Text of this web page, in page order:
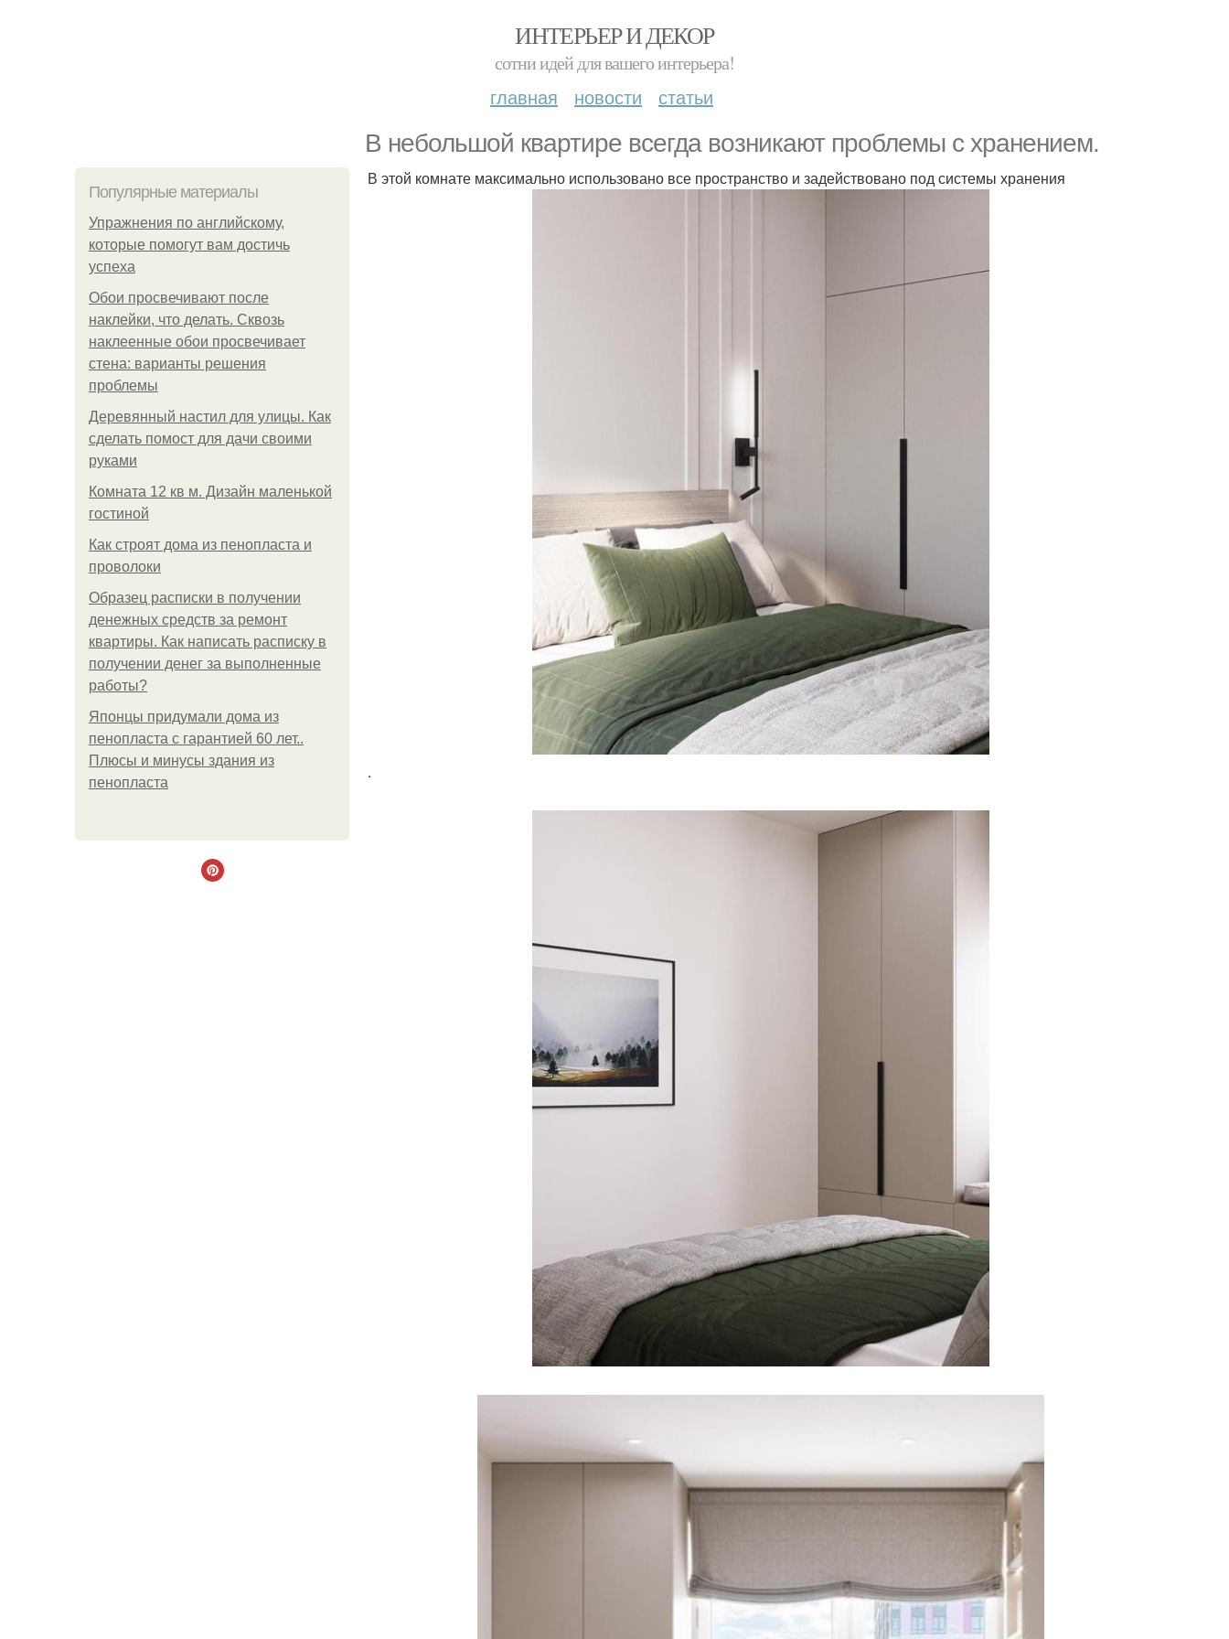
ИНТЕРЬЕР И ДЕКОР
сотни идей для вашего интерьера!
главная новости статьи
В небольшой квартире всегда возникают проблемы с хранением.
Популярные материалы
Упражнения по английскому,
которые помогут вам достичь
успеха
Обои просвечивают после
наклейки, что делать. Сквозь
наклеенные обои просвечивает
стена: варианты решения
проблемы
Деревянный настил для улицы. Как
сделать помост для дачи своими
руками
Комната 12 кв м. Дизайн маленькой
гостиной
Как строят дома из пенопласта и
проволоки
Образец расписки в получении
денежных средств за ремонт
квартиры. Как написать расписку в
получении денег за выполненные
работы?
Японцы придумали дома из
пенопласта с гарантией 60 лет..
Плюсы и минусы здания из
пенопласта
В этой комнате максимально использовано все пространство и задействовано под системы хранения
.